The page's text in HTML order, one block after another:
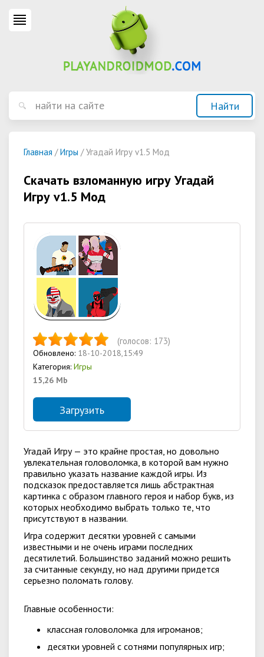
Главная /Игры / Угадай Игру v1.5 Мод
Скачать взломанную игру Угадай
Игру v1.5 Мод
(голосов: 173)
Обновлено: 18-10-2018,15:49
Категория: Игры
15,26 Mb
Загрузить
Угадай Игру — это крайне простая, но довольно
увлекательная головоломка, в которой вам нужно
правильно указать название каждой игры. Из
подсказок предоставляется лишь абстрактная
картинка с образом главного героя и набор букв, из
которых необходимо выбрать только те, что
присутствуют в названии.
Игра содержит десятки уровней с самыми
известными и не очень играми последних
десятилетий. Большинство заданий можно решить
за считанные секунду, но над другими придется
серьезно поломать голову.
Главные особенности:
классная головоломка для игроманов;
десятки уровней с сотнями популярных игр;